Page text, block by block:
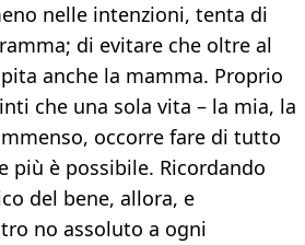
nelle intenzioni, tenta di
di evitare che oltre al
anche la mamma. Proprio
che una sola vita – la mia, la
occorre fare di tutto
più è possibile. Ricordando
del bene, allora, e
no assoluto a ogni